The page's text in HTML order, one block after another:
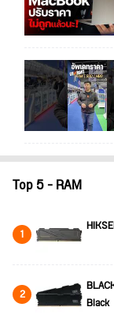
Top 5 - RAM
1
2
Black